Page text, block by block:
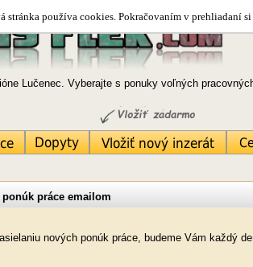
stránka používa cookies. Pokračovaním v prehliadaní
Lučenec. Vyberajte s ponuky voľných
práce emailom
nových ponúk práce, budeme Vám každý